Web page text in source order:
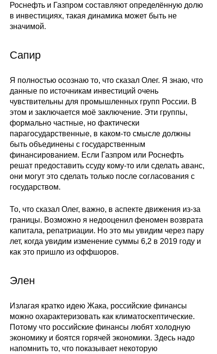
Роснефть и Газпром составляют определённую долю
в инвестициях, такая динамика может быть не
значимой.
Сапир
Я полностью осознаю то, что сказал Олег. Я знаю, что
данные по источникам инвестиций очень
чувствительны для промышленных групп России. В
этом и заключается моё заключение. Эти группы,
формально частные, но фактически
парагосударственные, в каком-то смысле должны
быть объединены с государственным
финансированием. Если Газпром или Роснефть
решат предоставить ссуду кому-то или сделать аванс,
они могут это сделать только после согласования с
государством.
То, что сказал Олег, важно, в аспекте движения из-за
границы. Возможно я недооценил феномен возврата
капитала, репатриации. Но это мы увидим через пару
лет, когда увидим изменение суммы 6,2 в 2019 году и
как это пришло из оффшоров.
Элен
Излагая кратко идею Жака, российские финансы
можно охарактеризовать как климатоскептические.
Потому что российские финансы любят холодную
экономику и боятся горячей экономики. Здесь надо
напомнить то, что показывает некоторую